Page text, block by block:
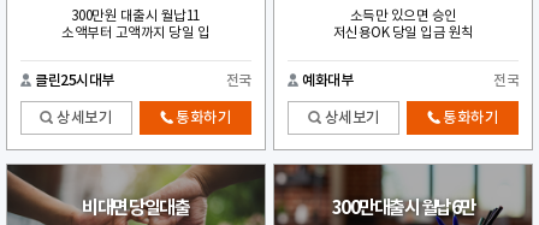
300만원 대출시 월납11
소액부터 고액까지 당일 입
클린25시대부 전국
상세보기 통화하기
소득만 있으면 승인
저신용OK 당일 입금 원칙
예화대부 전국
상세보기 통화하기
비대면 당일대출 300만대출시 월납6만